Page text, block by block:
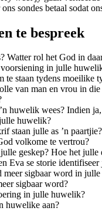
ons sondes betaal sodat
te bespreek
Watter rol het God in
in julle
te staan tydens moeilike
van man en vrou in
huwelik wees? Indien
huwelik?
staan julle as ’n paartjie?
volkome te vertrou?
geskep? Hoe het
Eva se storie identifiseer
meer sigbaar word in
sigbaar word?
in julle huwelik?
huwelike aan?